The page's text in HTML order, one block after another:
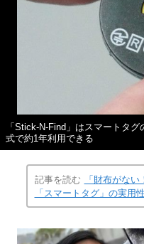
「Stick-N-Find」はスマートタ
式で約1年利用できる
記事を読む
「財布がな
「スマートタグ」の実用